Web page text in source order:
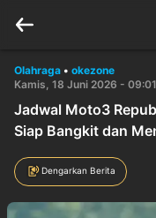
Olahraga • okezone
Kamis, 18 Juni 2026 - 09:01
Jadwal Moto3
Siap Bangkit dan
Dengarkan Berita